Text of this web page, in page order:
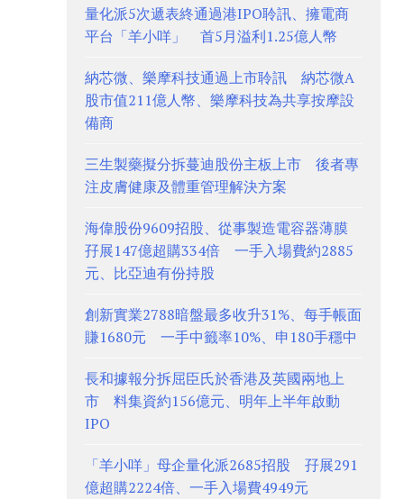
量化派5次遞表終通過港IPO聆訊、擁電商
平台「羊小咩」 首5月溢利1.25億人幣
納芯微、樂摩科技通過上市聆訊 納芯微A
股市值211億人幣、樂摩科技為共享按摩設
備商
三生製藥擬分拆蔓迪股份主板上市 後者專
注皮膚健康及體重管理解決方案
海偉股份9609招股、從事製造電容器薄膜
孖展147億超購334倍 一手入場費約2885
元、比亞迪有份持股
創新實業2788暗盤最多收升31%、每手帳面
賺1680元 一手中籤率10%、申180手穩中
長和據報分拆屈臣氏於香港及英國兩地上
市 料集資約156億元、明年上半年啟動
IPO
「羊小咩」母企量化派2685招股 孖展291
億超購2224倍、一手入場費4949元